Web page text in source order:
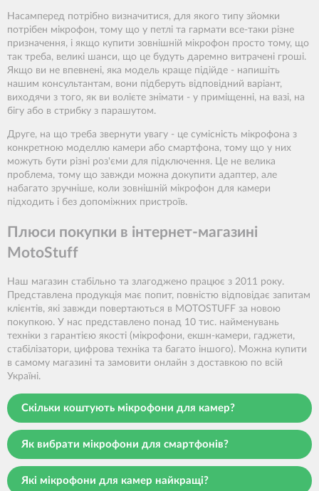
Насамперед потрібно визначитися, для якого типу зйомки
потрібен мікрофон, тому що у петлі та гармати все-таки різне
призначення, і якщо купити зовнішній мікрофон просто тому, що
так треба, великі шанси, що це будуть даремно витрачені гроші.
Якщо ви не впевнені, яка модель краще підійде - напишіть
нашим консультантам, вони підберуть відповідний варіант,
виходячи з того, як ви волієте знімати - у приміщенні, на вазі, на
бігу або в стрибку з парашутом.
Друге, на що треба звернути увагу - це сумісність мікрофона з
конкретною моделлю камери або смартфона, тому що у них
можуть бути різні роз'єми для підключення. Це не велика
проблема, тому що завжди можна докупити адаптер, але
набагато зручніше, коли зовнішній мікрофон для камери
підходить і без допоміжних пристроїв.
Плюси покупки в інтернет-магазині
MotoStuff
Наш магазин стабільно та злагоджено працює з 2011 року.
Представлена продукція має попит, повністю відповідає запитам
клієнтів, які завжди повертаються в MOTOSTUFF за новою
покупкою. У нас представлено понад 10 тис. найменувань
техніки з гарантією якості (мікрофони, екшн-камери, гаджети,
стабілізатори, цифрова техніка та багато іншого). Можна купити
в самому магазині та замовити онлайн з доставкою по всій
Україні.
Скільки коштують мікрофони для камер?
Як вибрати мікрофони для смартфонів?
Які мікрофони для камер найкращі?